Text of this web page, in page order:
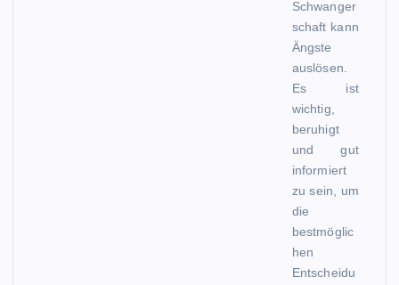
Schwanger
schaft kann
Ängste
auslösen.
Es ist
wichtig,
beruhigt
und gut
informiert
zu sein, um
die
bestmöglic
hen
Entscheidu